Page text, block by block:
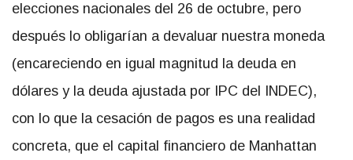
elecciones nacionales del 26 de octubre, pero
después lo obligarían a devaluar nuestra moneda
(encareciendo en igual magnitud la deuda en
dólares y la deuda ajustada por IPC del INDEC),
con lo que la cesación de pagos es una realidad
concreta, que el capital financiero de Manhattan